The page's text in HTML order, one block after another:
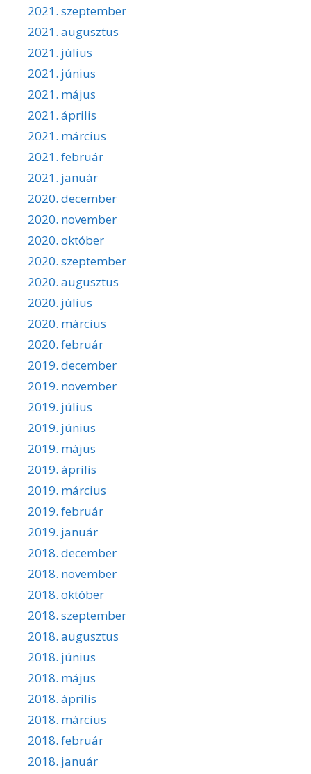
2021. szeptember
2021. augusztus
2021. július
2021. június
2021. május
2021. április
2021. március
2021. február
2021. január
2020. december
2020. november
2020. október
2020. szeptember
2020. augusztus
2020. július
2020. március
2020. február
2019. december
2019. november
2019. július
2019. június
2019. május
2019. április
2019. március
2019. február
2019. január
2018. december
2018. november
2018. október
2018. szeptember
2018. augusztus
2018. június
2018. május
2018. április
2018. március
2018. február
2018. január